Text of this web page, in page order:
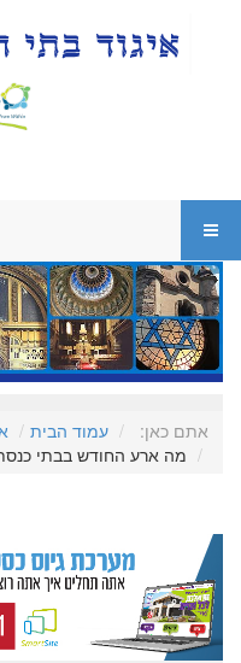
אתם כאן: עמוד הבית
מה ארע החודש בבתי